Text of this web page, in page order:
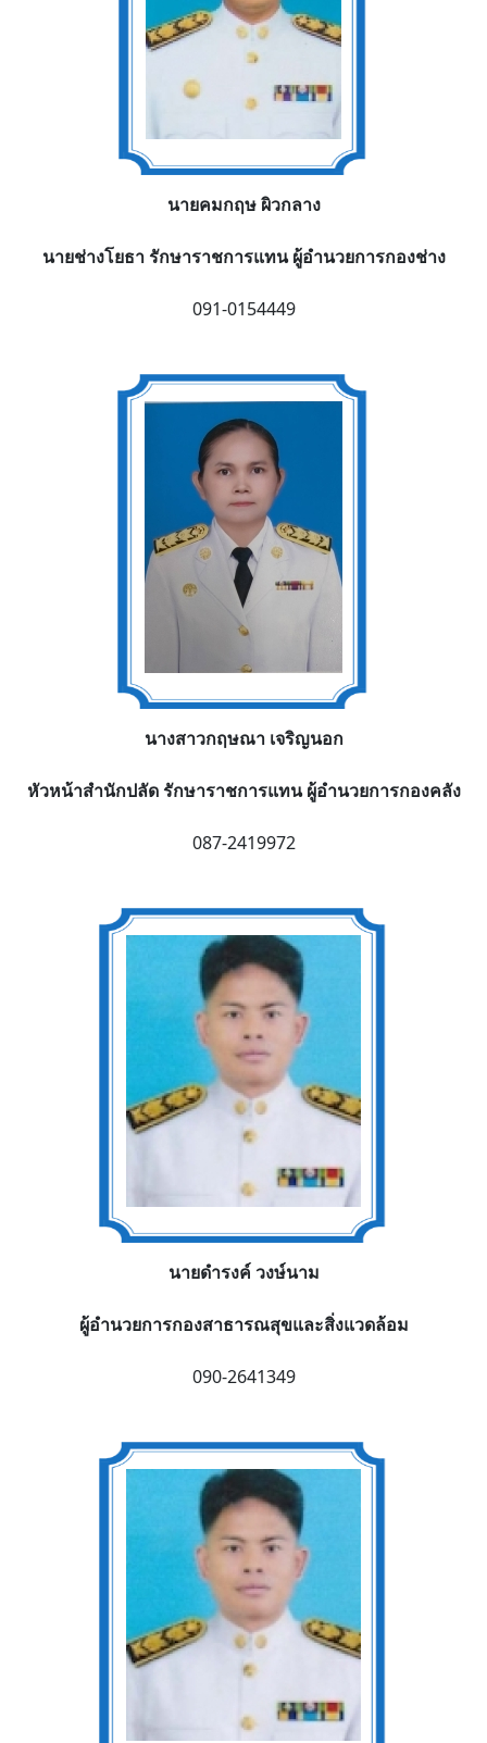
นายคมกฤษ ผิวกลาง
นายช่างโยธา รักษาราชการแทน ผู้อำนวยการกองช่าง
091-0154449
นางสาวกฤษณา เจริญนอก
หัวหน้าสำนักปลัด รักษาราชการแทน ผู้อำนวยการกองคลัง
087-2419972
นายดำรงค์ วงษ์นาม
ผู้อำนวยการกองสาธารณสุขและสิ่งแวดล้อม
090-2641349